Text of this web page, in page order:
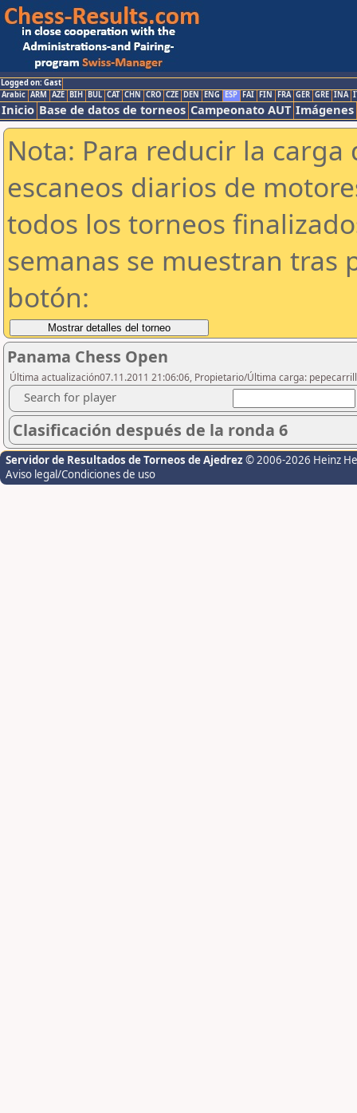
Logged on: Gast
Arabic ARM AZE BIH BUL CAT CHN CRO CZE DEN ENG ESP FAI FIN FRA GER GRE INA
Inicio Base de datos de torneos Campeonato AUT Imágenes
Nota: Para reducir la
escaneos diarios de
todos los torneos
semanas se muestran tras
botón:
Panama Chess Open
Última actualización07.11.2011 21:06:06, Propietario/Última carga:
Search for player
Clasificación después de la ronda 6
Servidor de Resultados de Torneos de Ajedrez © 2006-2026 Heinz
Aviso legal/Condiciones de uso